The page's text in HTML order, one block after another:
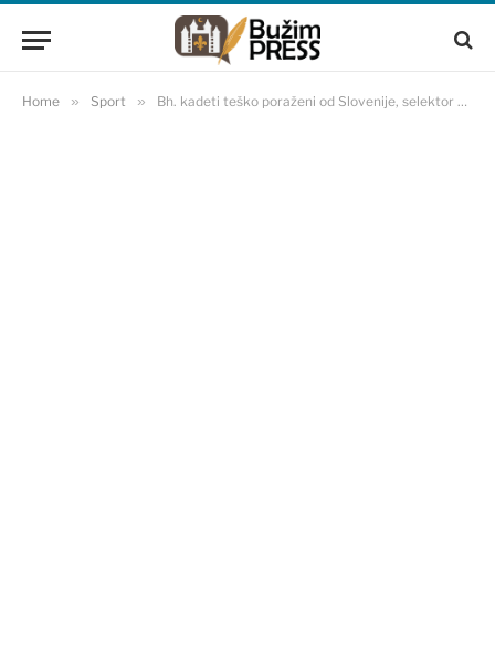
Home » Sport » Bh. kadeti teško poraženi od Slovenije, selektor kaže: Ko nije gledao utakmicu…